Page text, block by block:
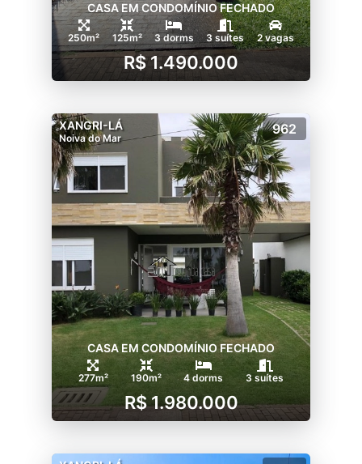
CASA EM CONDOMÍNIO FECHADO
250m² 125m² 3 dorms 3 suítes 2 vagas
R$ 1.490.000
XANGRI-LÁ
Noiva do Mar
962
CASA EM CONDOMÍNIO FECHADO
277m² 190m² 4 dorms 3 suítes
R$ 1.980.000